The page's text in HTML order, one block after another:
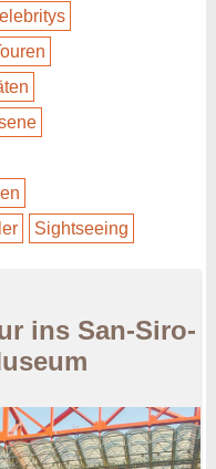
Sightseeing
ins San-Siro-